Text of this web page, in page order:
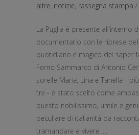
altre, notizie, rassegna stampa
La Puglia è presente all’interno
documentario con le riprese
quotidiano e magico del saper
Forno Sammarco di Antonio
sorelle Maria, Lina e Tanella -
tre - è stato scelto come
questo nobilissimo, umile e
peculiare di italianità da
tramandare e vivere.